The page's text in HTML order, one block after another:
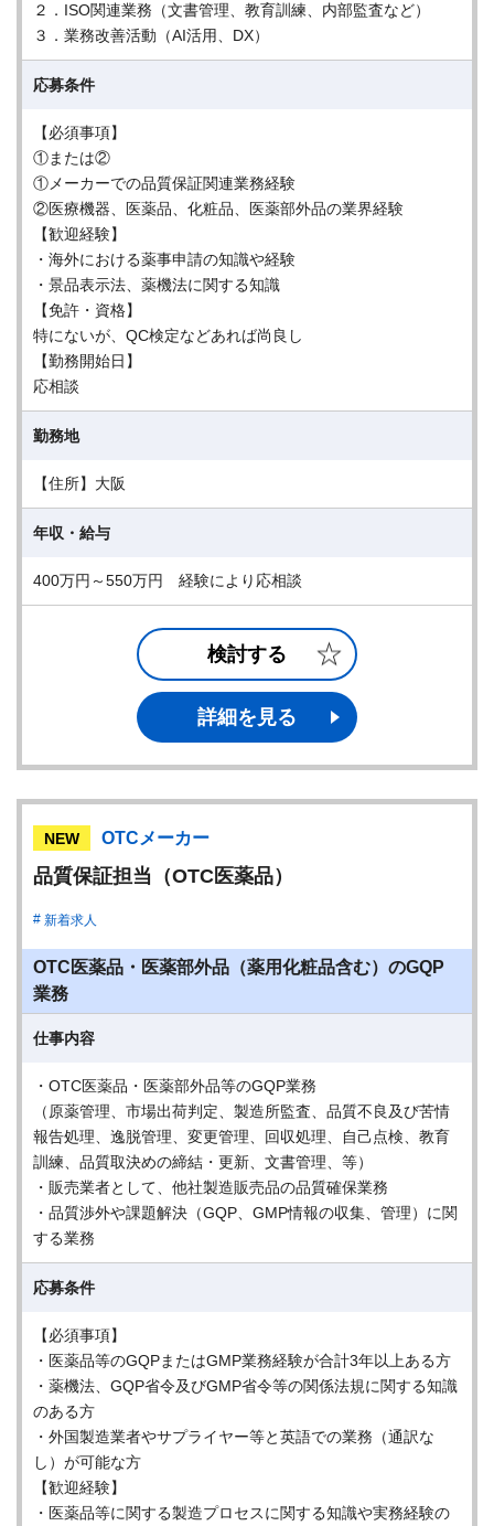
２．ISO関連業務（文書管理、教育訓練、内部監査など）
３．業務改善活動（AI活用、DX）
応募条件
【必須事項】
①または②
①メーカーでの品質保証関連業務経験
②医療機器、医薬品、化粧品、医薬部外品の業界経験
【歓迎経験】
・海外における薬事申請の知識や経験
・景品表示法、薬機法に関する知識
【免許・資格】
特にないが、QC検定などあれば尚良し
【勤務開始日】
応相談
勤務地
【住所】大阪
年収・給与
400万円～550万円 経験により応相談
検討する
詳細を見る
NEW OTCメーカー
品質保証担当（OTC医薬品）
新着求人
OTC医薬品・医薬部外品（薬用化粧品含む）のGQP
業務
仕事内容
・OTC医薬品・医薬部外品等のGQP業務
（原薬管理、市場出荷判定、製造所監査、品質不良及び苦情
報告処理、逸脱管理、変更管理、回収処理、自己点検、教育
訓練、品質取決めの締結・更新、文書管理、等）
・販売業者として、他社製造販売品の品質確保業務
・品質渉外や課題解決（GQP、GMP情報の収集、管理）に関
する業務
応募条件
【必須事項】
・医薬品等のGQPまたはGMP業務経験が合計3年以上ある方
・薬機法、GQP省令及びGMP省令等の関係法規に関する知識
のある方
・外国製造業者やサプライヤー等と英語での業務（通訳な
し）が可能な方
【歓迎経験】
・医薬品等に関する製造プロセスに関する知識や実務経験の